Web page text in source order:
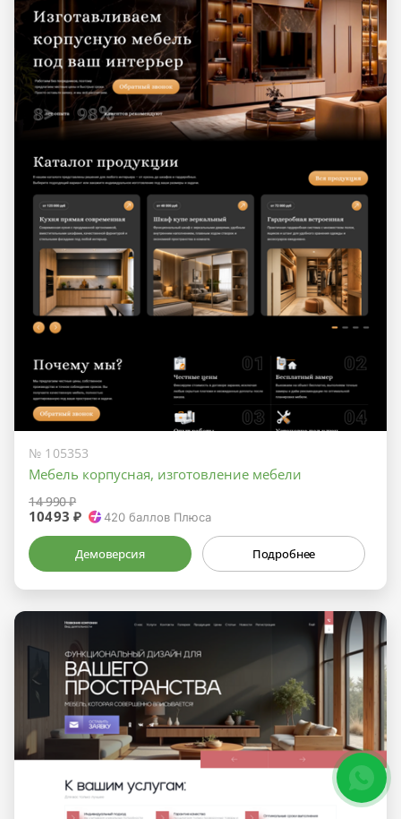
№ 105353
Мебель корпусная, изготовление мебели
14 990 ₽
10493 ₽ 420 баллов Плюса
Демоверсия Подробнее